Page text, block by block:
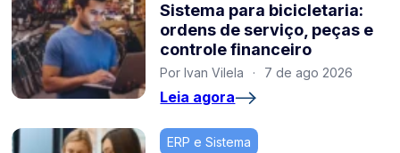
Sistema para bicicletaria:
ordens de serviço, peças e
controle financeiro
Por Ivan Vilela · 7 de ago 2026
Leia agora
ERP e Sistema